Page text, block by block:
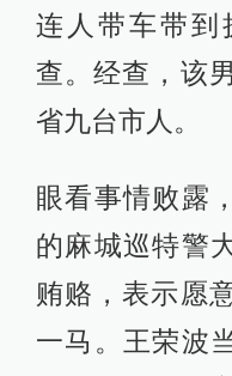
连人带车带到
查。经查，该
省九台市人。
眼看事情败露
的麻城巡特警
贿赂，表示愿
一马。王荣波